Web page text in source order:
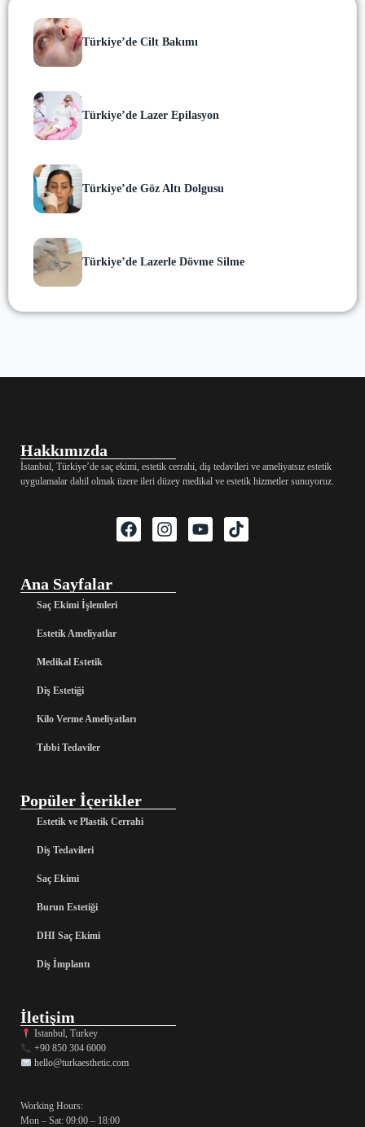
Türkiye’de Cilt Bakımı
Türkiye’de Lazer Epilasyon
Türkiye’de Göz Altı Dolgusu
Türkiye’de Lazerle Dövme Silme
Hakkımızda
İstanbul, Türkiye’de saç ekimi, estetik cerrahi, diş tedavileri ve ameliyatsız estetik
uygulamalar dahil olmak üzere ileri düzey medikal ve estetik hizmetler sunuyoruz.
Ana Sayfalar
Saç Ekimi İşlemleri
Estetik Ameliyatlar
Medikal Estetik
Diş Estetiği
Kilo Verme Ameliyatları
Tıbbi Tedaviler
Popüler İçerikler
Estetik ve Plastik Cerrahi
Diş Tedavileri
Saç Ekimi
Burun Estetiği
DHI Saç Ekimi
Diş İmplantı
İletişim
Istanbul, Turkey
+90 850 304 6000
hello@turkaesthetic.com
Working Hours:
Mon – Sat: 09:00 – 18:00